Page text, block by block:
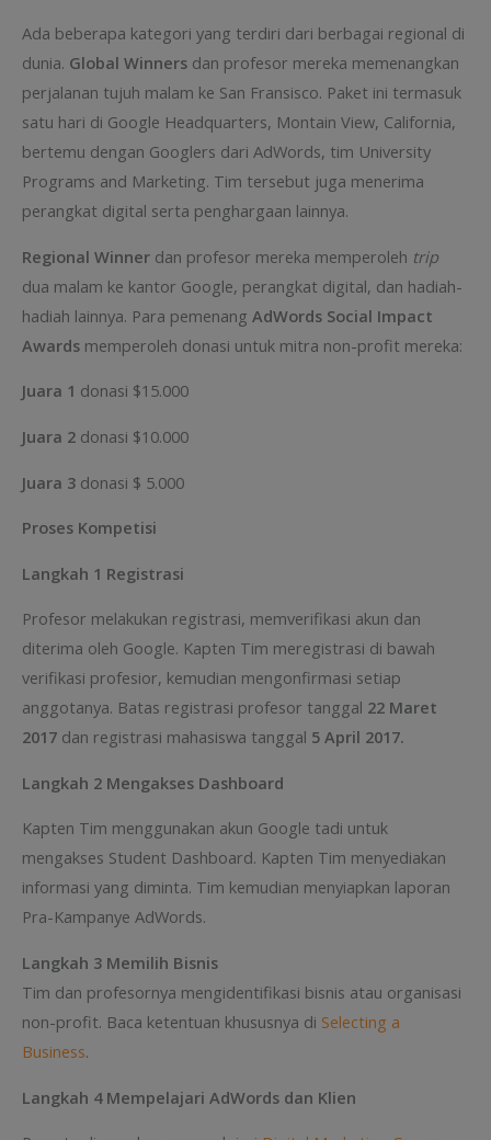
Ada beberapa kategori yang terdiri dari berbagai regional di
dunia. Global Winners dan profesor mereka memenangkan
perjalanan tujuh malam ke San Fransisco. Paket ini termasuk
satu hari di Google Headquarters, Montain View, California,
bertemu dengan Googlers dari AdWords, tim University
Programs and Marketing. Tim tersebut juga menerima
perangkat digital serta penghargaan lainnya.
Regional Winner dan profesor mereka memperoleh trip
dua malam ke kantor Google, perangkat digital, dan hadiah-
hadiah lainnya. Para pemenang AdWords Social Impact
Awards memperoleh donasi untuk mitra non-profit mereka:
Juara 1 donasi $15.000
Juara 2 donasi $10.000
Juara 3 donasi $ 5.000
Proses Kompetisi
Langkah 1 Registrasi
Profesor melakukan registrasi, memverifikasi akun dan
diterima oleh Google. Kapten Tim meregistrasi di bawah
verifikasi profesior, kemudian mengonfirmasi setiap
anggotanya. Batas registrasi profesor tanggal 22 Maret
2017 dan registrasi mahasiswa tanggal 5 April 2017.
Langkah 2 Mengakses Dashboard
Kapten Tim menggunakan akun Google tadi untuk
mengakses Student Dashboard. Kapten Tim menyediakan
informasi yang diminta. Tim kemudian menyiapkan laporan
Pra-Kampanye AdWords.
Langkah 3 Memilih Bisnis
Tim dan profesornya mengidentifikasi bisnis atau organisasi
non-profit. Baca ketentuan khususnya di Selecting a
Business.
Langkah 4 Mempelajari AdWords dan Klien